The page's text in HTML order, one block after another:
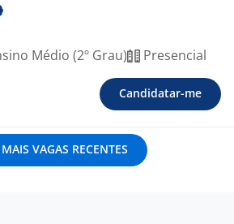
Médio (2º Grau) Presencial
Candidatar-me
VAGAS RECENTES